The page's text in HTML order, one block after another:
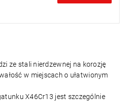
ze stali nierdzewnej na korozję
w miejscach o ułatwionym
X46Cr13 jest szczególnie